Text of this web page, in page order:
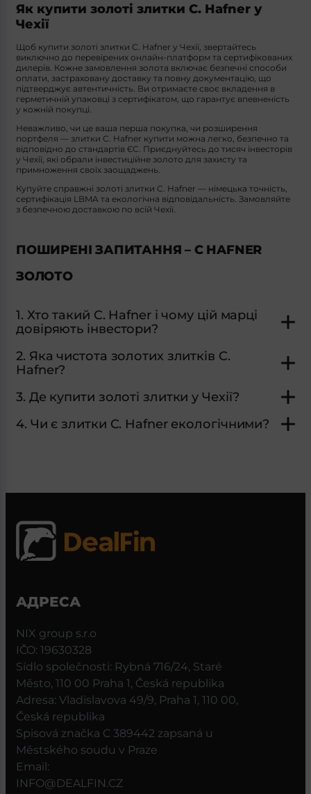
Як купити золоті злитки C. Hafner у
Чехії
Щоб купити золоті злитки C. Hafner у Чехії, звертайтесь
виключно до перевірених онлайн-платформ та сертифікованих
дилерів. Кожне замовлення золота включає безпечні способи
оплати, застраховану доставку та повну документацію, що
підтверджує автентичність. Ви отримаєте своє вкладення в
герметичній упаковці з сертифікатом, що гарантує впевненість
у кожній покупці.
Неважливо, чи це ваша перша покупка, чи розширення
портфеля — злитки C. Hafner купити можна легко, безпечно та
відповідно до стандартів ЄС. Приєднуйтесь до тисяч інвесторів
у Чехії, які обрали інвестиційне золото для захисту та
примноження своїх заощаджень.
Купуйте справжні золоті злитки C. Hafner — німецька точність,
сертифікація LBMA та екологічна відповідальність. Замовляйте
з безпечною доставкою по всій Чехії.
ПОШИРЕНІ ЗАПИТАННЯ – C HAFNER
ЗОЛОТО
1. Хто такий C. Hafner і чому цій марці
довіряють інвестори?
2. Яка чистота золотих злитків C.
Hafner?
3. Де купити золоті злитки у Чехії?
4. Чи є злитки C. Hafner екологічними?
АДРЕСА
NIX group s.r.o
IČO: 19630328
Sídlo společnosti: Rybná 716/24, Staré
Město, 110 00 Praha 1, Česká republika
Adresa: Vladislavova 49/9, Praha 1, 110 00,
Česká republika
Spisová značka C 389442 zapsaná u
Městského soudu v Praze
Email:
INFO@DEALFIN.CZ